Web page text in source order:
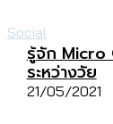
Social
รู้จัก Micro
ระหว่างวัย
21/05/2021